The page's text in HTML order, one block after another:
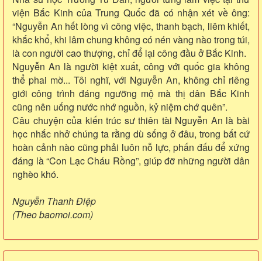
viện Bắc Kinh của Trung Quốc đã có nhận xét về ông:
“Nguyễn An hết lòng vì công việc, thanh bạch, liêm khiết,
khắc khổ, khi lâm chung không có nén vàng nào trong túi,
là con người cao thượng, chỉ để lại công đầu ở Bắc Kinh.
Nguyễn An là người kiệt xuất, công với quốc gia không
thể phai mờ... Tôi nghĩ, với Nguyễn An, không chỉ riêng
giới công trình đáng ngưỡng mộ mà thị dân Bắc Kinh
cũng nên uống nước nhớ nguồn, kỷ niệm chớ quên”.
Câu chuyện của kiến trúc sư thiên tài Nguyễn An là bài
học nhắc nhở chúng ta rằng dù sống ở đâu, trong bất cứ
hoàn cảnh nào cũng phải luôn nỗ lực, phấn đấu để xứng
đáng là “Con Lạc Cháu Rồng”, giúp đỡ những người dân
nghèo khó.
Nguyễn Thanh Điệp
(Theo baomoi.com)